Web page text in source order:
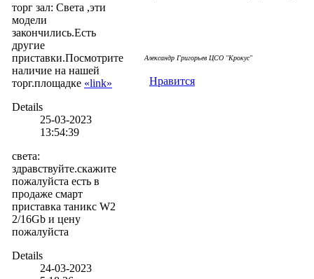
торг зал: Света ,эти
модели
закончились.Есть
другие
приставки.Посмотрите
наличие на нашей
торг.площадке «link»
Details
25-03-2023
13:54:39
света:
здравствуйте.скажите
пожалуйста есть в
продаже смарт
приставка таникс W2
2/16Gb и цену
пожалуйста
Details
24-03-2023
Александр Григорьев ЦСО "Крокус"
Нравится